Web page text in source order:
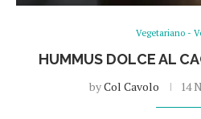
Vegetariano -
HUMMUS DOLCE AL
byCol Cavolo 14